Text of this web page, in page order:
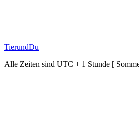
TierundDu
Alle Zeiten sind UTC + 1 Stunde [